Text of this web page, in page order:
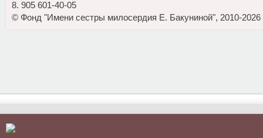
8. 905 601-40-05
© Фонд "Имени сестры милосердия Е. Бакуниной", 2010-2026